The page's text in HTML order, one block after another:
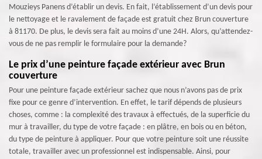
Mouzieys Panens d’établir un devis. En fait, l’établissement d’un devis pour
le nettoyage et le ravalement de façade est gratuit chez Brun couverture
à 81170. De plus, le devis sera fait au moins d’une 24H. Alors, qu’attendez-
vous de ne pas remplir le formulaire pour la demande?
Le prix d’une peinture façade extérieur avec Brun
couverture
Pour une peinture façade extérieur sachez que nous n’avons pas de prix
fixe pour ce genre d’intervention. En effet, le tarif dépends de plusieurs
choses, comme : la complexité des travaux à effectués, de la superficie du
mur à travailler, du type de votre façade : en plâtre, en bois ou en béton,
du type de peinture à appliquer. Pour que votre peinture soit une réussite
totale, travailler avec un professionnel est indispensable. Ainsi, pour